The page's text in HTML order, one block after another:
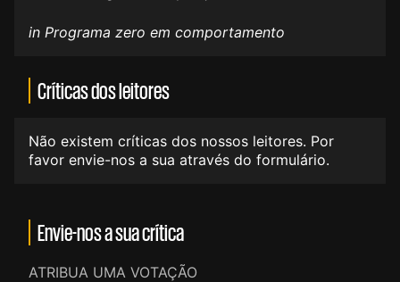
in Programa zero em comportamento
Críticas dos leitores
Não existem críticas dos nossos leitores. Por
favor envie-nos a sua através do formulário.
Envie-nos a sua crítica
ATRIBUA UMA VOTAÇÃO